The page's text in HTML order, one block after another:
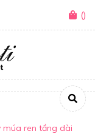
()
múa ren tầng dài